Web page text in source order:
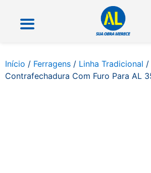
Início / Ferragens / Linha Tradicional /
Contrafechadura Com Furo Para AL